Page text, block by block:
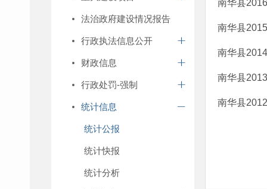
法治政府建设情况报告
行政执法信息公开
财政信息
行政处罚-强制
统计信息
统计公报
统计快报
统计分析
南华县
南华县
南华县
南华县
南华县